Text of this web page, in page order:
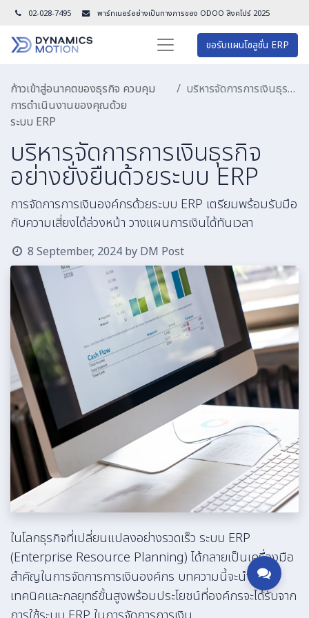
02-028-7495 พาร์ทเนอร์อย่างเป็นทางการของ ODOO สิงคโปร์ 2025
ขอรับแผนโซลูชั่น ERP
ก้าวเข้าสู่อนาคตของธุรกิจ ควบคุม
การดำเนินงานของคุณด้วย
ระบบ ERP
บริหารจัดการการเงินธุรกิจอย่างยั่งยืนด้วยระบบ ERP
บริหารจัดการการเงินธุรกิจ
อย่างยั่งยืนด้วยระบบ ERP
การจัดการการเงินองค์กรด้วยระบบ ERP เตรียมพร้อมรับมือ
กับความเสี่ยงได้ล่วงหน้า วางแผนการเงินได้ทันเวลา
8 September, 2024 by DM Post
ในโลกธุรกิจที่เปลี่ยนแปลงอย่างรวดเร็ว ระบบ ERP
(Enterprise Resource Planning) ได้กลายเป็นเครื่องมือ
สำคัญในการจัดการการเงินองค์กร บทความนี้จะนำเสนอ
เทคนิคและกลยุทธ์ขั้นสูงพร้อมประโยชน์ที่องค์กรจะได้รับจาก